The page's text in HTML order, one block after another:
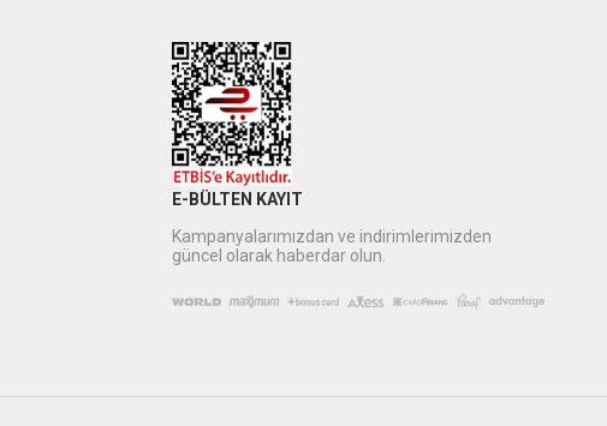
E-BÜLTEN KAYIT
Kampanyalarımızdan ve indirimlerimizden
güncel olarak haberdar olun.